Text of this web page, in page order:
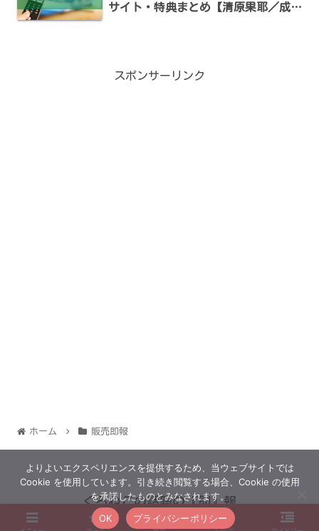
サイト・特典まとめ【清原果耶／成田
スポンサーリンク
ホーム 販売即報
くろねこの話題の『即』報
© 2022 くろねこの話題の『即』報.
よりよいエクスペリエンスを提供するため、当ウェブサイトでは
Cookie を使用しています。引き続き閲覧する場合、Cookie の使用
を承諾したものとみなされます。
OK
プライバシーポリシー